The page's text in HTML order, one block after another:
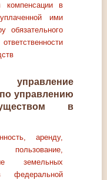
компенсации в
ими
обязательного
управлению
в
аренду,
пользование,
земельных
федеральной